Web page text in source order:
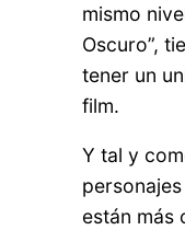
mismo
Oscuro”,
tener un
film.
Y tal y
están más